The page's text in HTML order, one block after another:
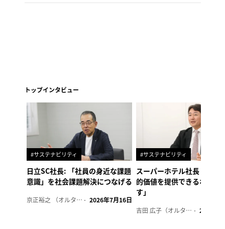
トップインタビュー
#サステナビリティ
日立SC社長: 「社員の身近な課題
意識」を社会課題解決につなげる
京正裕之 （オルタナ副編集長） 2026年7月16日
#サステナビリティ
スーパーホテル社長「地域
的価値を提供できるホテル
す」
吉田 広子（オルタナ輪番編集長） 2026年6